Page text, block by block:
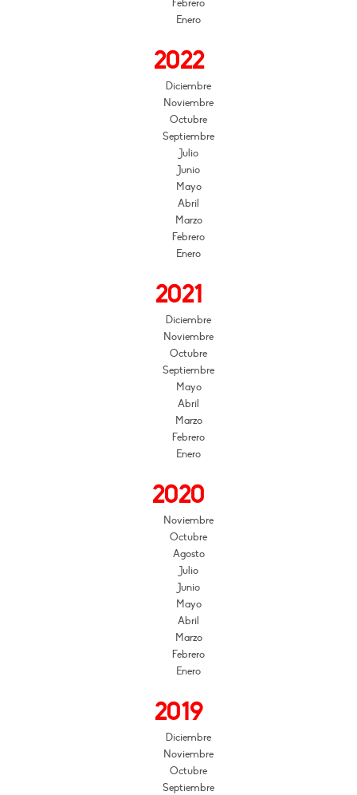
Febrero
Enero
2022
Diciembre
Noviembre
Octubre
Septiembre
Julio
Junio
Mayo
Abril
Marzo
Febrero
Enero
2021
Diciembre
Noviembre
Octubre
Septiembre
Mayo
Abril
Marzo
Febrero
Enero
2020
Noviembre
Octubre
Agosto
Julio
Junio
Mayo
Abril
Marzo
Febrero
Enero
2019
Diciembre
Noviembre
Octubre
Septiembre